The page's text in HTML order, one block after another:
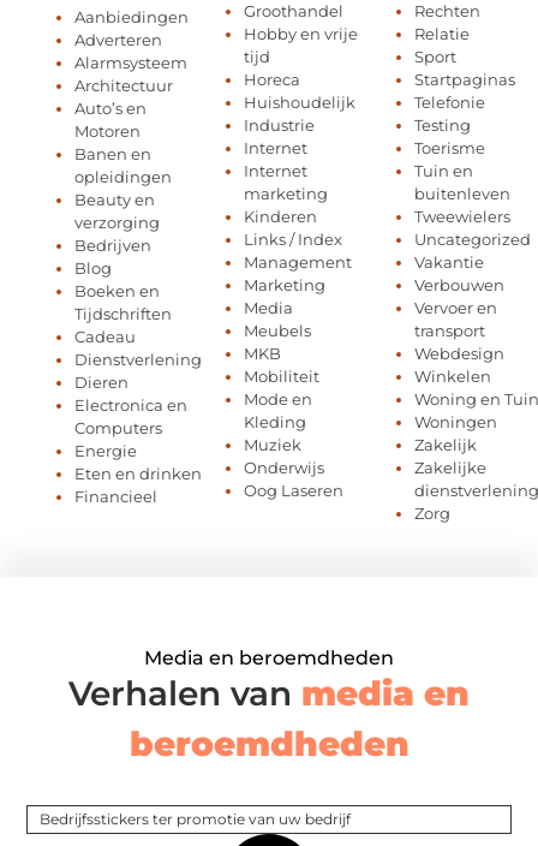
Aanbiedingen
Adverteren
Alarmsysteem
Architectuur
Auto’s en
Motoren
Banen en
opleidingen
Beauty en
verzorging
Bedrijven
Blog
Boeken en
Tijdschriften
Cadeau
Dienstverlening
Dieren
Electronica en
Computers
Energie
Eten en drinken
Financieel
Groothandel
Hobby en vrije
tijd
Horeca
Huishoudelijk
Industrie
Internet
Internet
marketing
Kinderen
Links / Index
Management
Marketing
Media
Meubels
MKB
Mobiliteit
Mode en
Kleding
Muziek
Onderwijs
Oog Laseren
Rechten
Relatie
Sport
Startpaginas
Telefonie
Testing
Toerisme
Tuin en
buitenleven
Tweewielers
Uncategorized
Vakantie
Verbouwen
Vervoer en
transport
Webdesign
Winkelen
Woning en Tuin
Woningen
Zakelijk
Zakelijke
dienstverlening
Zorg
Media en beroemdheden
Verhalen van media en
beroemdheden
Bedrijfsstickers ter promotie van uw bedrijf